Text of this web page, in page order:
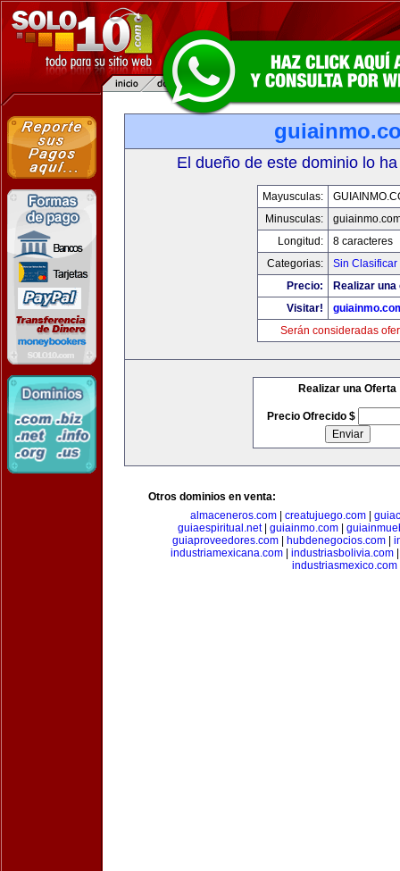
El dueño de este dominio lo
Mayusculas:
Minusculas:
Longitud:
8 caracteres
Categorias:
Sin Clasificar
Precio:
Realizar
Visitar!
Serán consideradas
Realizar una Oferta
Precio Ofrecido $
Otros dominios en venta:
almaceneros.com
creatujuego.com
guiaespiritual.net| guiainmo.com
guiaproveedores.com
hubdenegocios.com
industriamexicana.com| industriasbolivia.com
industriasmexico.com